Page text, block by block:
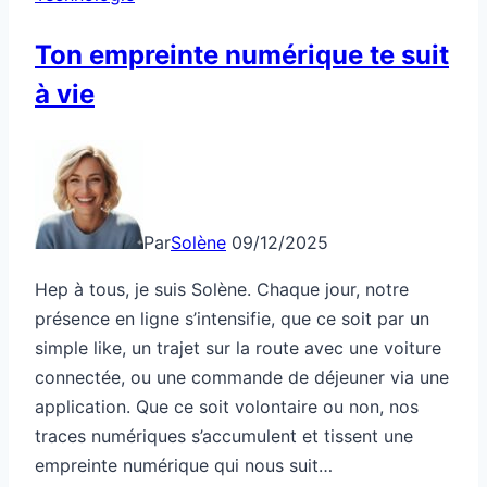
Ton empreinte numérique te suit
à vie
ParSolène 09/12/2025
Hep à tous, je suis Solène. Chaque jour, notre
présence en ligne s’intensifie, que ce soit par un
simple like, un trajet sur la route avec une voiture
connectée, ou une commande de déjeuner via une
application. Que ce soit volontaire ou non, nos
traces numériques s’accumulent et tissent une
empreinte numérique qui nous suit…